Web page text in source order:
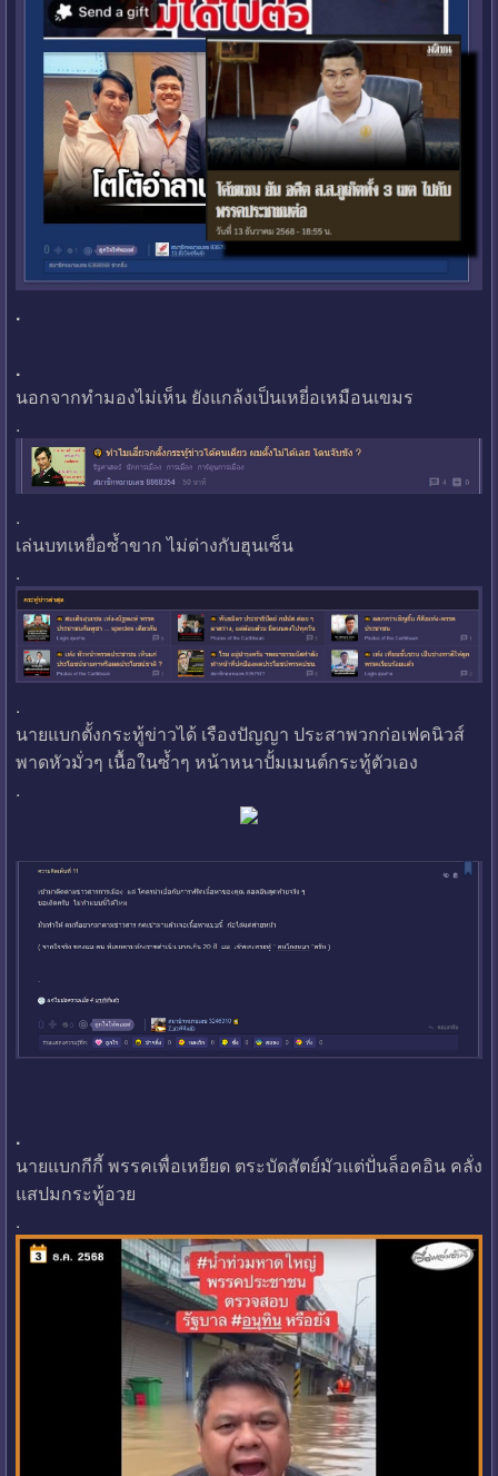
.
.
นอกจากทำมองไม่เห็น ยังแกล้งเป็นเหยี่อเหมือนเขมร
.
.
เล่นบทเหยื่อซ้ำขาก ไม่ต่างกับฮุนเซ็น
.
.
นายแบกตั้งกระทู้ข่าวได้ เรืองปัญญา ประสาพวกก่อเฟคนิวส์
พาดหัวมั่วๆ เนื้อในซ้ำๆ หน้าหนาปั้มเมนต์กระทู้ตัวเอง
.
.
นายแบกกีกี้ พรรคเพื่อเหยียด ตระบัดสัตย์มัวแต่ปั่นล็อคอิน คลั่ง
แสปมกระทู้อวย
.